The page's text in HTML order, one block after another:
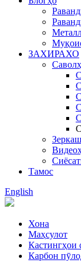
ЗАХИРАХО
Тамос
English
Хона
Маҳсулот
Кастингҳои
Карбон